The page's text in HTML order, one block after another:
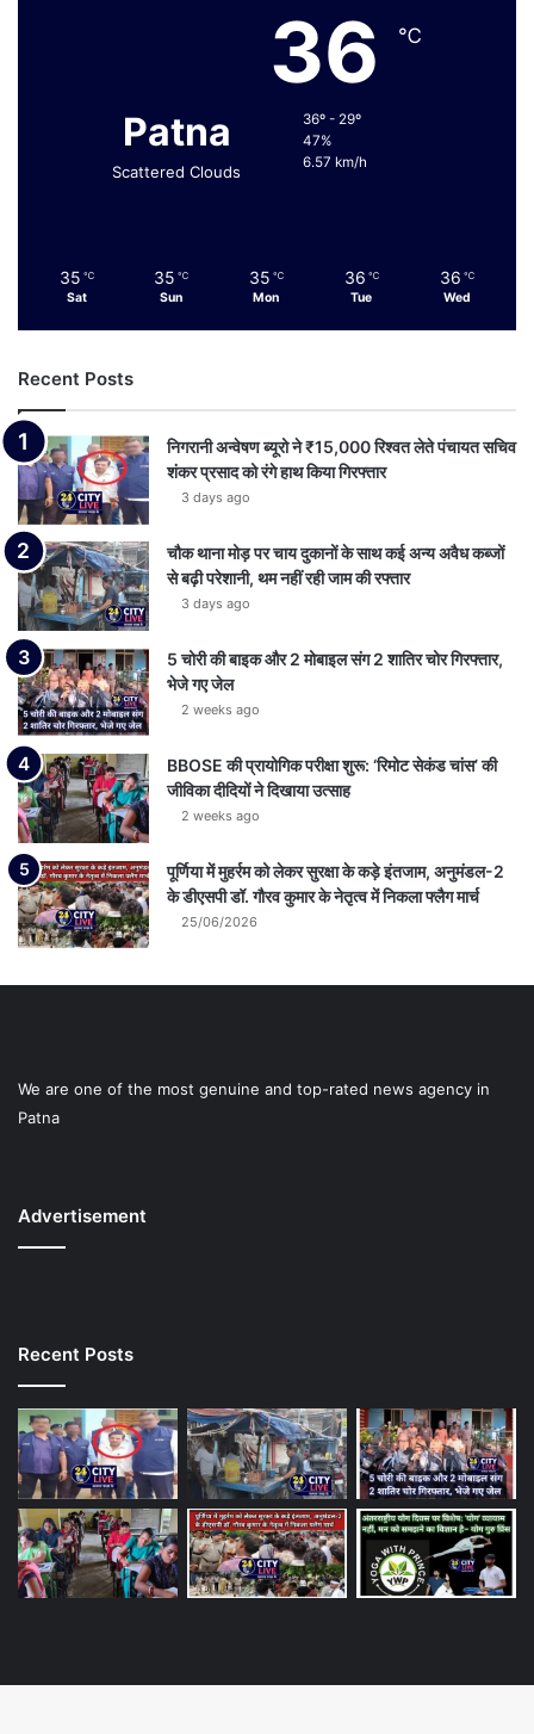
Patna
Scattered Clouds
36 ℃
36º - 29º
47%
6.57 km/h
35 ℃
Sat
35 ℃
Sun
35 ℃
Mon
36 ℃
Tue
36 ℃
Wed
Recent Posts
निगरानी अन्वेषण ब्यूरो ने ₹15,000 रिश्वत लेते पंचायत सचिव
शंकर प्रसाद को रंगे हाथ किया गिरफ्तार
3 days ago
चौक थाना मोड़ पर चाय दुकानों के साथ कई अन्य अवैध कब्जों
से बढ़ी परेशानी, थम नहीं रही जाम की रफ्तार
3 days ago
5 चोरी की बाइक और 2 मोबाइल संग 2 शातिर चोर गिरफ्तार,
भेजे गए जेल
2 weeks ago
BBOSE की प्रायोगिक परीक्षा शुरू: ‘रिमोट सेकंड चांस’ की
जीविका दीदियों ने दिखाया उत्साह
2 weeks ago
पूर्णिया में मुहर्रम को लेकर सुरक्षा के कड़े इंतजाम, अनुमंडल-2
के डीएसपी डॉ. गौरव कुमार के नेतृत्व में निकला फ्लैग मार्च
25/06/2026
We are one of the most genuine and top-rated news agency in
Patna
Advertisement
Recent Posts